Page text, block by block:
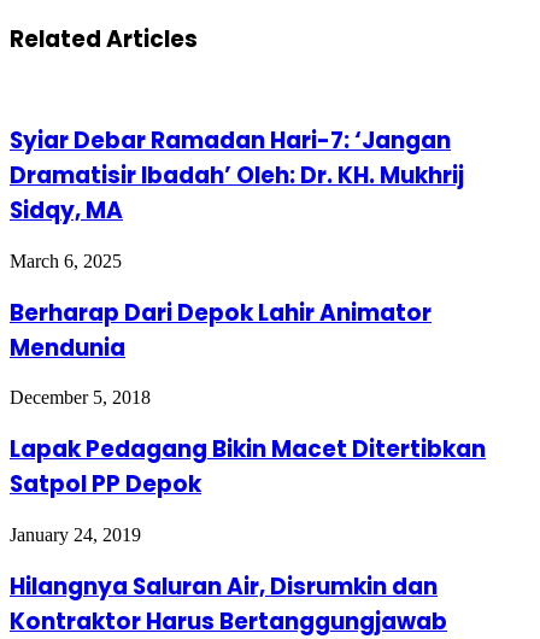
Related Articles
Syiar Debar Ramadan Hari-7: ‘Jangan
Dramatisir Ibadah’ Oleh: Dr. KH. Mukhrij
Sidqy, MA
March 6, 2025
Berharap Dari Depok Lahir Animator
Mendunia
December 5, 2018
Lapak Pedagang Bikin Macet Ditertibkan
Satpol PP Depok
January 24, 2019
Hilangnya Saluran Air, Disrumkin dan
Kontraktor Harus Bertanggungjawab